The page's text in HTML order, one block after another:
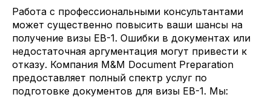
Работа с профессиональными консультантами
может существенно повысить ваши шансы на
получение визы EB-1. Ошибки в документах или
недостаточная аргументация могут привести к
отказу. Компания M&M Document Preparation
предоставляет полный спектр услуг по
подготовке документов для визы EB-1. Мы: